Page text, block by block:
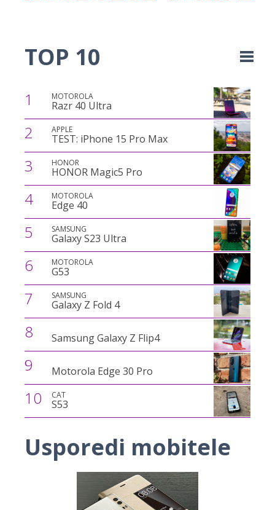
TOP 10
1 MOTOROLA
Razr 40 Ultra
2 APPLE
TEST: iPhone 15 Pro Max
3 HONOR
HONOR Magic5 Pro
4 MOTOROLA
Edge 40
5 SAMSUNG
Galaxy S23 Ultra
6 MOTOROLA
G53
7 SAMSUNG
Galaxy Z Fold 4
8 Samsung Galaxy Z Flip4
9 Motorola Edge 30 Pro
10 CAT
S53
Usporedi mobitele